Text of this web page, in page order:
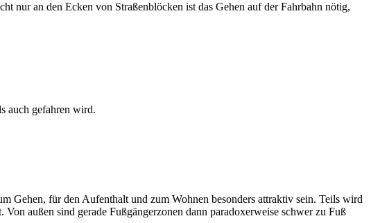
nur an den Ecken von Straßenblöcken ist das Gehen auf der Fahrbahn nötig,
auch gefahren wird.
Gehen, für den Aufenthalt und zum Wohnen besonders attraktiv sein. Teils wird
außen sind gerade Fußgängerzonen dann paradoxerweise schwer zu Fuß